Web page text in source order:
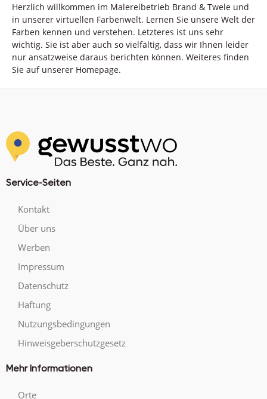
Herzlich willkommen im Malereibetrieb Brand & Twele und
in unserer virtuellen Farbenwelt. Lernen Sie unsere Welt der
Farben kennen und verstehen. Letzteres ist uns sehr
wichtig. Sie ist aber auch so vielfältig, dass wir Ihnen leider
nur ansatzweise daraus berichten können. Weiteres finden
Sie auf unserer Homepage.
Service-Seiten
Kontakt
Über uns
Werben
Impressum
Datenschutz
Haftung
Nutzungsbedingungen
Hinweisgeberschutzgesetz
Mehr Informationen
Orte